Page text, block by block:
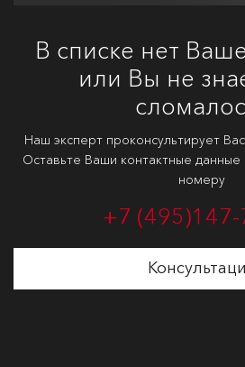
В списке нет
или Вы не
Наш эксперт проконсультирует
Оставьте Ваши контактные
номеру
+7 (495)